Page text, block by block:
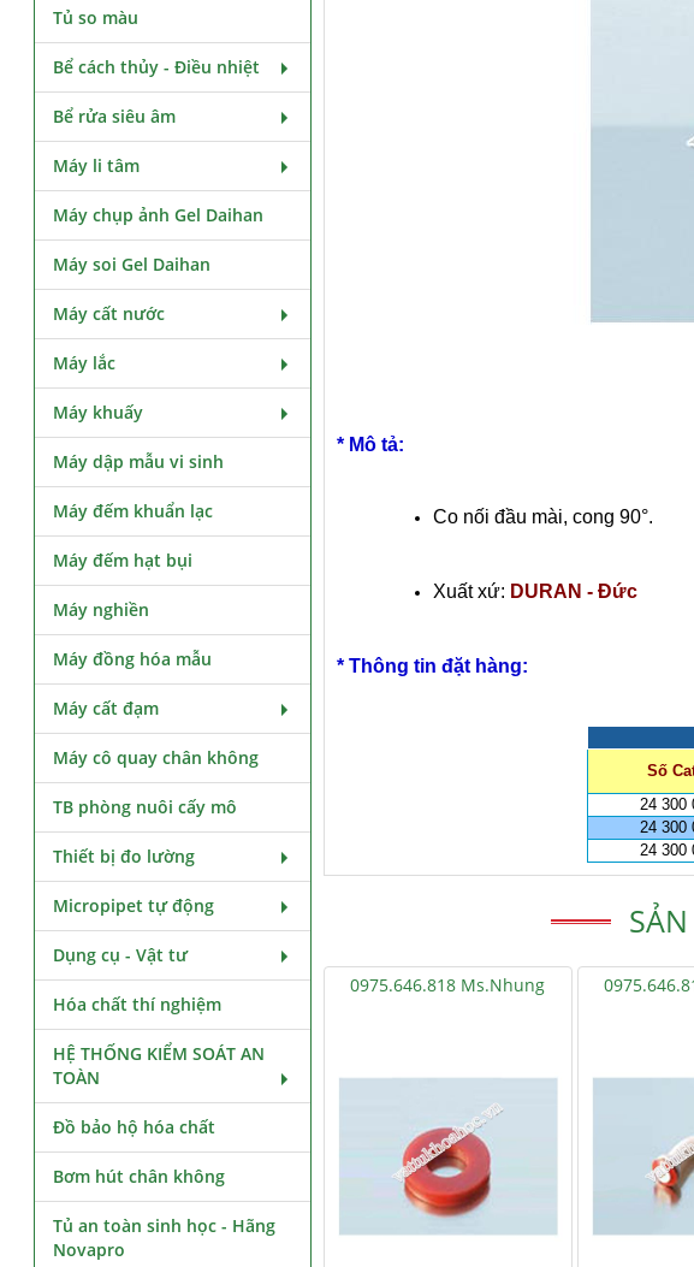
* Mô tả:
Co nối đầu mài, cong 90°.
Xuất xứ: DURAN - Đức
* Thông tin đặt hàng:
Số
24 300
24 300
24 300
0975.646.818 Ms.Nhung
Tủ so màu
Bể cách thủy - Điều nhiệt
Bể rửa siêu âm
Máy li tâm
Máy chụp ảnh Gel Daihan
Máy soi Gel Daihan
Máy cất nước
Máy lắc
Máy khuấy
Máy dập mẫu vi sinh
Máy đếm khuẩn lạc
Máy đếm hạt bụi
Máy nghiền
Máy đồng hóa mẫu
Máy cất đạm
Máy cô quay chân không
TB phòng nuôi cấy mô
Thiết bị đo lường
Micropipet tự động
Dụng cụ - Vật tư
Hóa chất thí nghiệm
HỆ THỐNG KIỂM SOÁT AN
TOÀN
Đồ bảo hộ hóa chất
Bơm hút chân không
Tủ an toàn sinh học - Hãng
Novapro